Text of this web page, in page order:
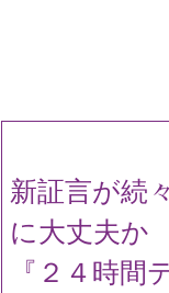
新証言が続
に大丈夫か
『２４時間